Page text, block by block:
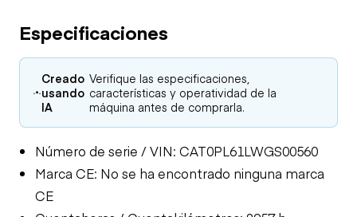
Especificaciones
Creado
usando
IA
Verifique las especificaciones,
características y operatividad de la
máquina antes de comprarla.
Número de serie / VIN: CAT0PL61LWGS00560
Marca CE: No se ha encontrado ninguna marca
CE